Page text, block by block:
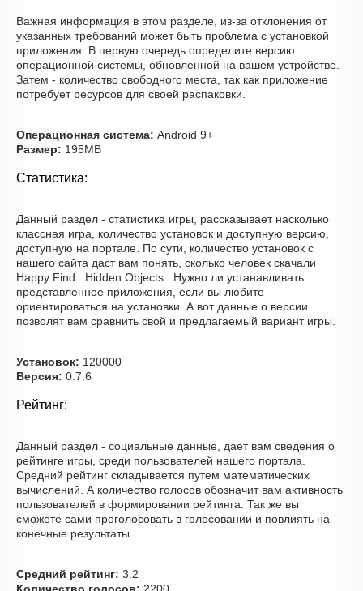
Важная информация в этом разделе, из-за отклонения от
указанных требований может быть проблема с установкой
приложения. В первую очередь определите версию
операционной системы, обновленной на вашем устройстве.
Затем - количество свободного места, так как приложение
потребует ресурсов для своей распаковки.
Операционная система: Android 9+
Размер: 195MB
Статистика:
Данный раздел - статистика игры, рассказывает насколько
классная игра, количество установок и доступную версию,
доступную на портале. По сути, количество установок с
нашего сайта даст вам понять, сколько человек скачали
Happy Find : Hidden Objects . Нужно ли устанавливать
представленное приложения, если вы любите
ориентироваться на установки. А вот данные о версии
позволят вам сравнить свой и предлагаемый вариант игры.
Установок: 120000
Версия: 0.7.6
Рейтинг:
Данный раздел - социальные данные, дает вам сведения о
рейтинге игры, среди пользователей нашего портала.
Средний рейтинг складывается путем математических
вычислений. А количество голосов обозначит вам активность
пользователей в формировании рейтинга. Так же вы
сможете сами проголосовать в голосовании и повлиять на
конечные результаты.
Средний рейтинг: 3.2